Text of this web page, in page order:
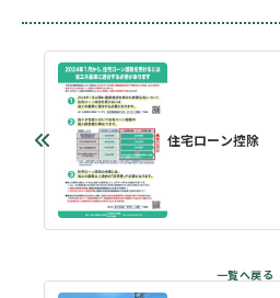
住宅ローン控除